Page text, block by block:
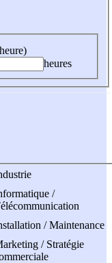
heures
/
/ Maintenance
/ Stratégie